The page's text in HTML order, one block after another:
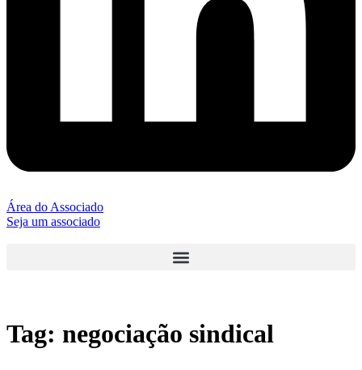
Área do Associado
Seja um associado
Tag: negociação sindical